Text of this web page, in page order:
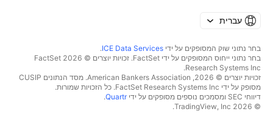
עברית
בחר נתוני שוק המסופקים על ידי ICE Data Services
.
בחר נתוני ייחוס המסופקים על ידי FactSet. זכויות יוצרים © 2026 ‏FactSet
Research Systems Inc.‏
זכויות יוצרים © 2026, ‏American Bankers Association. מסד הנתונים CUSIP
מסופק על ידי FactSet Research Systems Inc. כל הזכויות שמורות.
דיווחי SEC ומסמכים נוספים מסופקים על ידי
Quartr
.
© 2026 ‏TradingView, Inc.‏